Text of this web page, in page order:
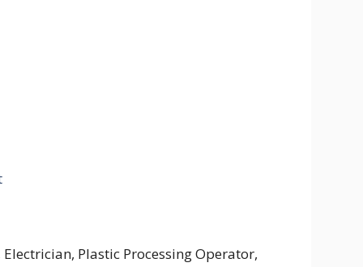
Plastic Processing Operator,